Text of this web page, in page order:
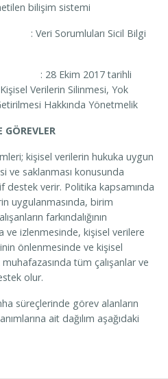
bilişim sistemi
Sorumluları Sicil Bilgi
2017 tarihli
Verilerin Silinmesi, Yok
Hakkında Yönetmelik
kişisel verilerin hukuka uygun
ve saklanması konusunda
verir. Politika kapsamında
uygulanmasında, birim
farkındalığının
ve izlenmesinde, kişisel verilere
önlenmesinde ve kişisel
tüm çalışanlar ve
olur.
süreçlerinde görev alanların
ait dağılım aşağıdaki